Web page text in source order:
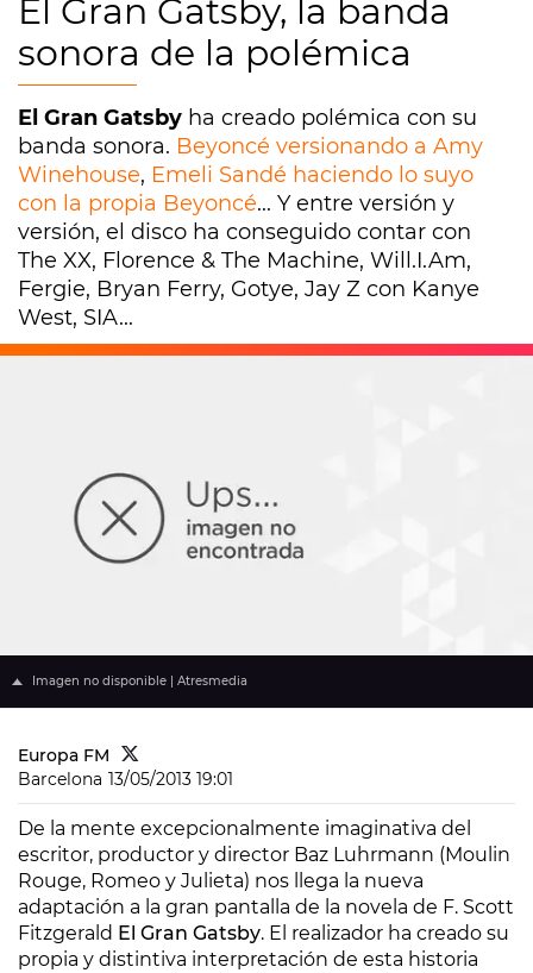
El Gran Gatsby, la banda
sonora de la polémica
El Gran Gatsby ha creado polémica con su
banda sonora. Beyoncé versionando a Amy
Winehouse, Emeli Sandé haciendo lo suyo
con la propia Beyoncé... Y entre versión y
versión, el disco ha conseguido contar con
The XX, Florence & The Machine, Will.I.Am,
Fergie, Bryan Ferry, Gotye, Jay Z con Kanye
West, SIA...
Imagen no disponible | Atresmedia
Europa FM
Barcelona 13/05/2013 19:01
De la mente excepcionalmente imaginativa del
escritor, productor y director Baz Luhrmann (Moulin
Rouge, Romeo y Julieta) nos llega la nueva
adaptación a la gran pantalla de la novela de F. Scott
Fitzgerald El Gran Gatsby. El realizador ha creado su
propia y distintiva interpretación de esta historia